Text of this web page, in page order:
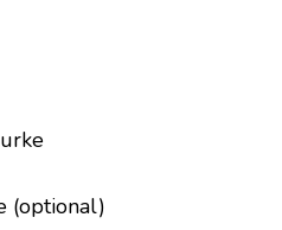
(optional)